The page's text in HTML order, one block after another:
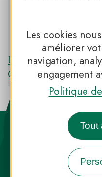
Les cookies
améliorer
navigation,
engagement
Politique
Tout
PNR DES
Découvrir le PNR
CATALANES